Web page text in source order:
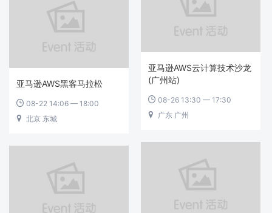
亚马逊AWS云计算技术沙龙
(广州站)
 08-26 13:30 — 17:30
 广东 广州
亚马逊AWS黑客马拉松
 08-22 14:06 — 18:00
 北京 东城